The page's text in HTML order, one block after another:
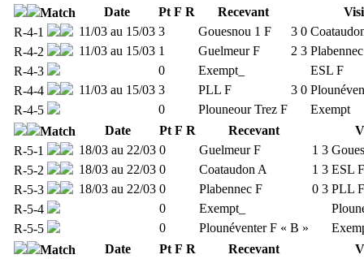
Match
Date Pt F R Recevant
R-4-1
11/03 au 15/03 3 Gouesnou 1 F 3 0
R-4-2
11/03 au 15/03 1 Guelmeur F 2 3
R-4-3
0 Exempt_
ESL F
R-4-4
11/03 au 15/03 3 PLL F 3 0
R-4-5
0 Plouneour Trez F
Exempt
Match
Date Pt F R Recevant
R-5-1
18/03 au 22/03 0 Guelmeur F 1 3
R-5-2
18/03 au 22/03 0 Coataudon A 1 3 ESL F
R-5-3
18/03 au 22/03 0 Plabennec F 0 3 PLL F
R-5-4
0 Exempt_
R-5-5
0 Plounéventer F « B »
Match
Date Pt F R Recevant